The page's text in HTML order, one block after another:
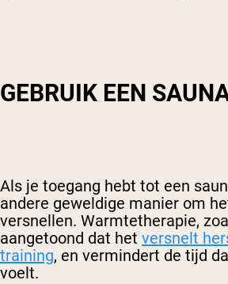
GEBRUIK EEN
Als je toegang hebt tot een
andere geweldige manier om
versnellen. Warmtetherapie,
aangetoond dat het versnelt
training, en vermindert de tijd
voelt.